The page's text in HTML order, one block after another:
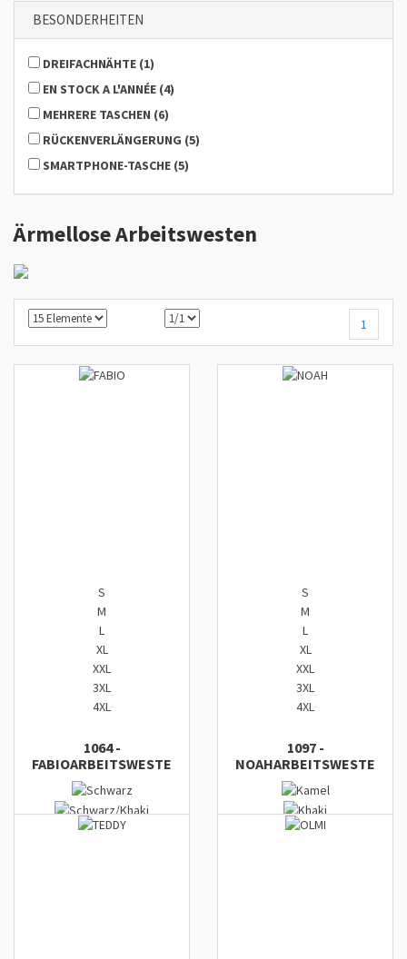
BESONDERHEITEN
DREIFACHNÄHTE (1)
EN STOCK A L'ANNÉE (4)
MEHRERE TASCHEN (6)
RÜCKENVERLÄNGERUNG (5)
SMARTPHONE-TASCHE (5)
Ärmellose Arbeitswesten
1
S
M
L
XL
XXL
3XL
4XL
1064-
FABIOARBEITSWESTE
S
M
L
XL
XXL
3XL
4XL
1097-
NOAHARBEITSWESTE